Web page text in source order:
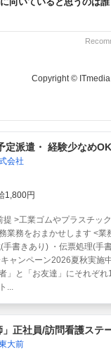
Copyright ©
定派遣・ 経験少なめ
会社
1,800円
提 >工業ゴムやプラスチッ
業務をおまかせします <業
手書きあり) ・伝票処理(手
ャンペーン2026夏秋実施
」と「お友達」にそれぞ
...
」正社員/訪問看護ステ
大前